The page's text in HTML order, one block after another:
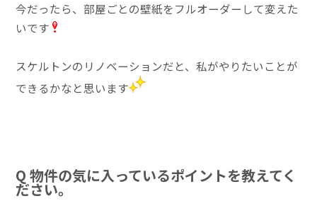
今だったら、部屋ごとの壁紙をフルオーダーして変えた
いです
スケルトンのリノベーションだと、私がやりたいことが
できるかなと思います
Q 物件の気に入っているポイントを教えてく
ださい。